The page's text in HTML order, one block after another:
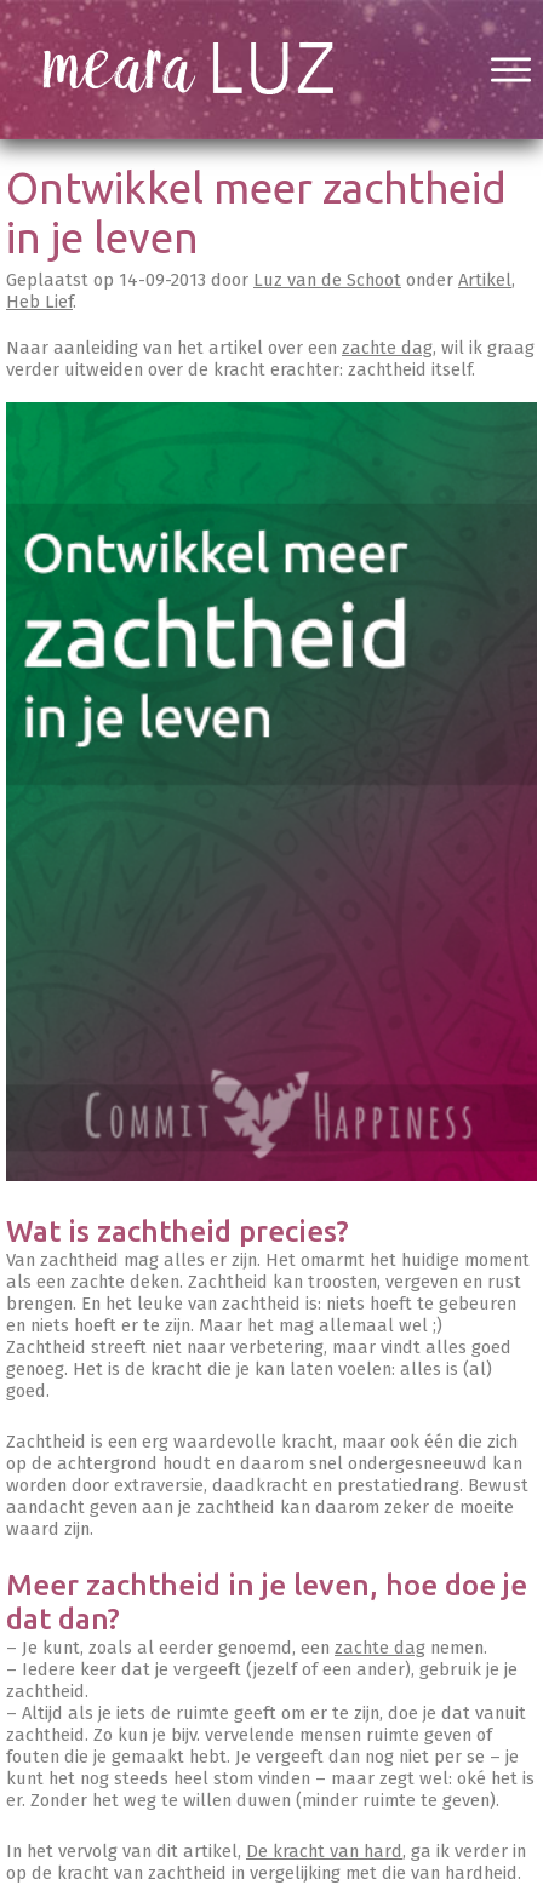
Ontwikkel meer zachtheid
in je leven
Geplaatst op 14-09-2013 door Luz van de Schoot onder Artikel,
Heb Lief.
Naar aanleiding van het artikel over een zachte dag, wil ik graag
verder uitweiden over de kracht erachter: zachtheid itself.
Wat is zachtheid precies?
Van zachtheid mag alles er zijn. Het omarmt het huidige moment
als een zachte deken. Zachtheid kan troosten, vergeven en rust
brengen. En het leuke van zachtheid is: niets hoeft te gebeuren
en niets hoeft er te zijn. Maar het mag allemaal wel ;)
Zachtheid streeft niet naar verbetering, maar vindt alles goed
genoeg. Het is de kracht die je kan laten voelen: alles is (al)
goed.
Zachtheid is een erg waardevolle kracht, maar ook één die zich
op de achtergrond houdt en daarom snel ondergesneeuwd kan
worden door extraversie, daadkracht en prestatiedrang. Bewust
aandacht geven aan je zachtheid kan daarom zeker de moeite
waard zijn.
Meer zachtheid in je leven, hoe doe je
dat dan?
– Je kunt, zoals al eerder genoemd, een zachte dag nemen.
– Iedere keer dat je vergeeft (jezelf of een ander), gebruik je je
zachtheid.
– Altijd als je iets de ruimte geeft om er te zijn, doe je dat vanuit
zachtheid. Zo kun je bijv. vervelende mensen ruimte geven of
fouten die je gemaakt hebt. Je vergeeft dan nog niet per se – je
kunt het nog steeds heel stom vinden – maar zegt wel: oké het is
er. Zonder het weg te willen duwen (minder ruimte te geven).
In het vervolg van dit artikel, De kracht van hard, ga ik verder in
op de kracht van zachtheid in vergelijking met die van hardheid.